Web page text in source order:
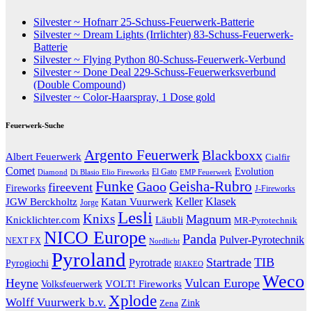
Silvester ~ Hofnarr 25-Schuss-Feuerwerk-Batterie
Silvester ~ Dream Lights (Irrlichter) 83-Schuss-Feuerwerk-
Batterie
Silvester ~ Flying Python 80-Schuss-Feuerwerk-Verbund
Silvester ~ Done Deal 229-Schuss-Feuerwerksverbund
(Double Compound)
Silvester ~ Color-Haarspray, 1 Dose gold
Feuerwerk-Suche
Albert Feuerwerk Argento FeuerwerkBlackboxx Cialfir
Comet Diamond Di Blasio Elio Fireworks El Gato EMP Feuerwerk Evolution
Fireworks fireevent Funke GaooGeisha-Rubro J-Fireworks
JGW Berckholtz Jorge Katan Vuurwerk Keller Klasek
Knicklichter.com KnixsLesli Läubli Magnum MR-Pyrotechnik
NEXT FX NICO Europe Nordlicht Panda Pulver-Pyrotechnik
Pyrogiochi Pyroland Pyrotrade RIAKEO Startrade TIB
Heyne Volksfeuerwerk VOLT! Fireworks Vulcan Europe Weco
Wolff Vuurwerk b.v. Xplode Zena Zink